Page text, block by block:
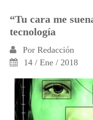
“Tu cara me
tecnología
Por Redacción
14 / Ene / 2018